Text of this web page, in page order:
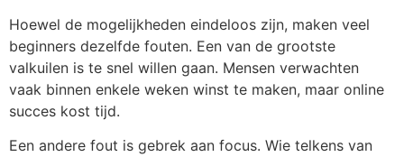
Hoewel de mogelijkheden eindeloos zijn, maken veel
beginners dezelfde fouten. Een van de grootste
valkuilen is te snel willen gaan. Mensen verwachten
vaak binnen enkele weken winst te maken, maar online
succes kost tijd.
Een andere fout is gebrek aan focus. Wie telkens van